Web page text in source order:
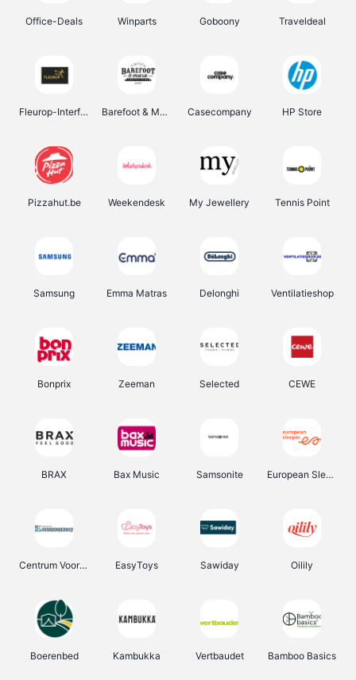
Office-Deals Winparts Goboony Traveldeal
Fleurop-Interflora Barefoot & More Casecompany HP Store
Pizzahut.be Weekendesk My Jewellery Tennis Point
Samsung Emma Matras Delonghi Ventilatieshop
Bonprix Zeeman Selected CEWE
BRAX Bax Music Samsonite European Sleeper
Centrum Voor Avondonderwijs EasyToys Sawiday Oilily
Boerenbed Kambukka Vertbaudet Bamboo Basics